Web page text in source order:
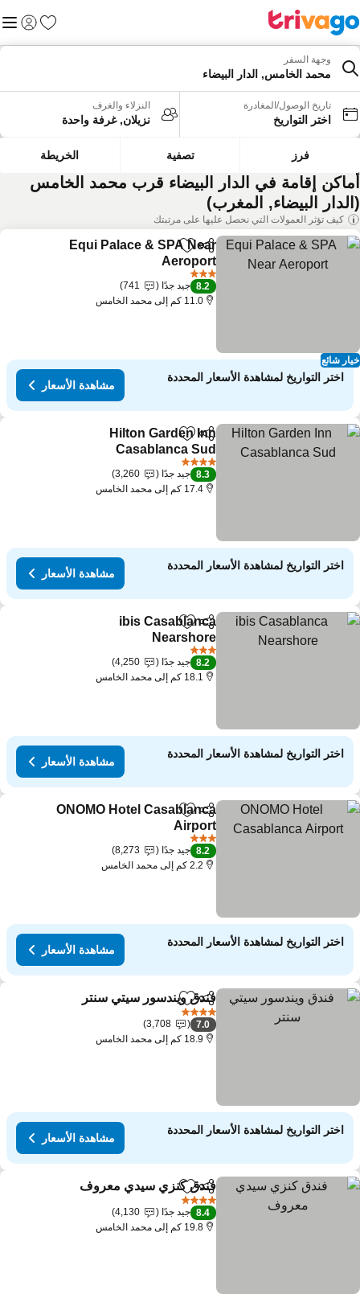
المفضلة
تسجيل
وجهة السفر
محمد الخامس, الدار البيضاء
تاريخ الوصول/المغادرة
اختر التواريخ
النزلاء والغرف
نزيلان, غرفة واحدة
فرز تصفية الخريطة
إقامة في الدار البيضاء قرب محمد الخامس
البيضاء, المغرب)
كيف تؤثر العمولات التي نحصل عليها على مرتبتك
شائع
مشاركةAdd to favorites
Equi Palace & SPA Near
Aeroport
8.2 جيد جدًا
741
11.0 كم إلى محمد الخامس
اختر التواريخ لمشاهدة الأسعار المحددة
مشاهدة الأسعار
مشاركةAdd to favorites
Hilton Garden Inn
Casablanca Sud
8.3 جيد جدًا
3,260
17.4 كم إلى محمد الخامس
اختر التواريخ لمشاهدة الأسعار المحددة
مشاهدة الأسعار
مشاركةAdd to favorites
ibis Casablanca
Nearshore
8.2 جيد جدًا
4,250
18.1 كم إلى محمد الخامس
اختر التواريخ لمشاهدة الأسعار المحددة
مشاهدة الأسعار
مشاركةAdd to favorites
ONOMO Hotel Casablanca
Airport
8.2 جيد جدًا
8,273
2.2 كم إلى محمد الخامس
اختر التواريخ لمشاهدة الأسعار المحددة
مشاهدة الأسعار
مشاركةAdd to favorites
فندق ويندسور سيتي سنتر
7.0
3,708
18.9 كم إلى محمد الخامس
اختر التواريخ لمشاهدة الأسعار المحددة
مشاهدة الأسعار
مشاركةAdd to favorites
فندق كنزي سيدي معروف
8.4 جيد جدًا
4,130
19.8 كم إلى محمد الخامس